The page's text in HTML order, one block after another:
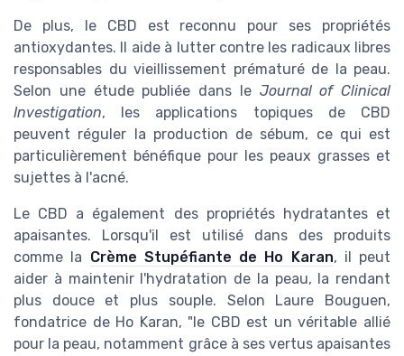
De plus, le CBD est reconnu pour ses propriétés
antioxydantes. Il aide à lutter contre les radicaux libres
responsables du vieillissement prématuré de la peau.
Selon une étude publiée dans le Journal of Clinical
Investigation, les applications topiques de CBD
peuvent réguler la production de sébum, ce qui est
particulièrement bénéfique pour les peaux grasses et
sujettes à l'acné.
Le CBD a également des propriétés hydratantes et
apaisantes. Lorsqu'il est utilisé dans des produits
comme la Crème Stupéfiante de Ho Karan, il peut
aider à maintenir l'hydratation de la peau, la rendant
plus douce et plus souple. Selon Laure Bouguen,
fondatrice de Ho Karan, "le CBD est un véritable allié
pour la peau, notamment grâce à ses vertus apaisantes